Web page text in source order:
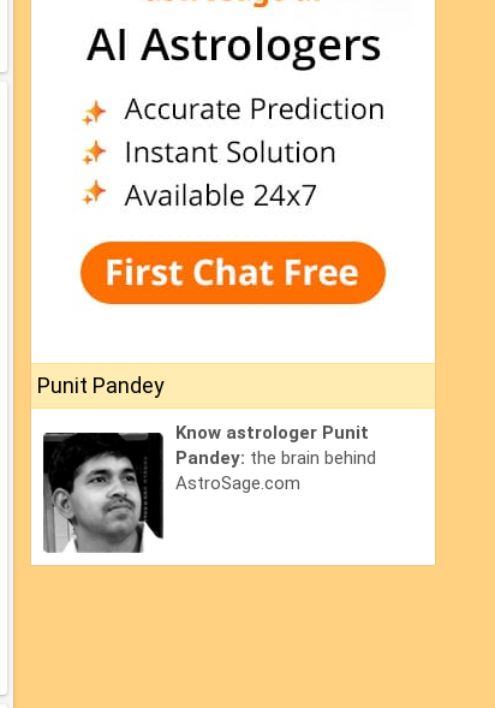
Punit Pandey
Know astrologer Punit
Pandey: the brain behind
AstroSage.com